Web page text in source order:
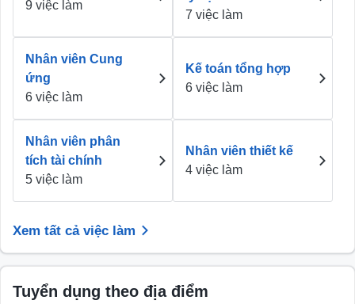
9 việc làm
7 việc làm
Nhân viên Cung
ứng
6 việc làm
Kế toán tổng hợp
6 việc làm
Nhân viên phân
tích tài chính
5 việc làm
Nhân viên thiết kế
4 việc làm
Xem tất cả việc làm
Tuyển dụng theo địa điểm